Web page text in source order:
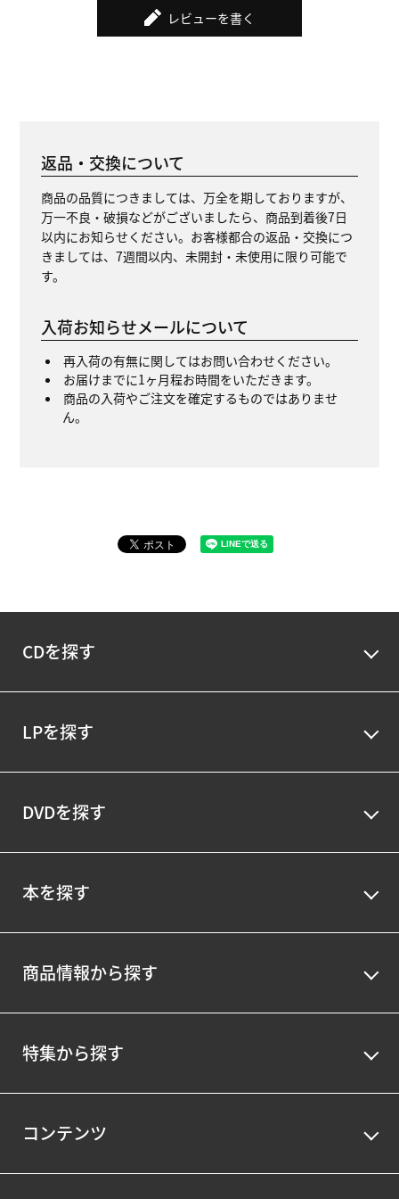
レビューを書く
返品・交換について
商品の品質につきましては、万全を期しておりますが、
万一不良・破損などがございましたら、商品到着後7日
以内にお知らせください。お客様都合の返品・交換につ
きましては、7週間以内、未開封・未使用に限り可能で
す。
入荷お知らせメールについて
再入荷の有無に関してはお問い合わせください。
お届けまでに1ヶ月程お時間をいただきます。
商品の入荷やご注文を確定するものではありませ
ん。
CDを探す
LPを探す
DVDを探す
本を探す
商品情報から探す
特集から探す
コンテンツ